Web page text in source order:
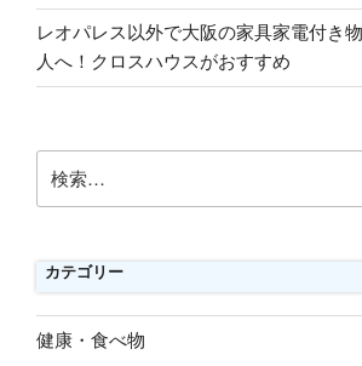
レオパレス以外で大阪の家具家電付き
人へ！クロスハウスがおすすめ
索:
カテゴリー
健康・食べ物